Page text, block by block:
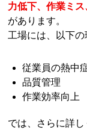
力低下、作業ミ
があります。
工場には、以下の
従業員の熱中
品質管理
作業効率向上
では、さらに詳し